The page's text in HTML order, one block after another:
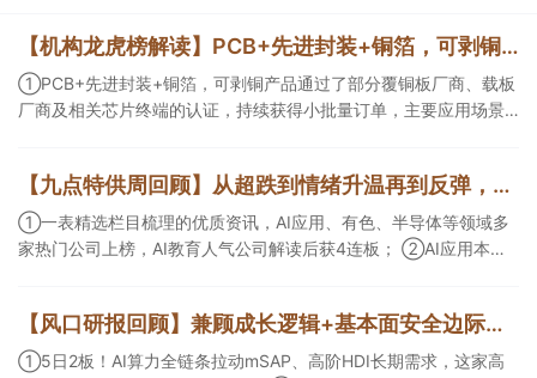
【机构龙虎榜解读】PCB+先进封装+铜箔，可剥铜产品通过了部分覆铜板厂商、载板厂商及相关芯片终端的认证，持续获得小批量订单，主要应用场景包括芯片封装光模块用PCB，机构大额净买入这家公司
①PCB+先进封装+铜箔，可剥铜产品通过了部分覆铜板厂商、载板
厂商及相关芯片终端的认证，持续获得小批量订单，主要应用场景
等方面具有丰富经验，具备承接细胞与基因治疗产品商业化受托生
产的合规资质，这家公司获净买入。
【九点特供周回顾】从超跌到情绪升温再到反弹，栏目梳理AI应用题材逻辑，AI教育人气公司解读后获4连板
①一表精选栏目梳理的优质资讯，AI应用、有色、半导体等领域多
家热门公司上榜，AI教育人气公司解读后获4连板； ②AI应用本周
角前瞻产业供需情况，提及2家核心公司双双涨停。
【风口研报回顾】兼顾成长逻辑+基本面安全边际！王牌自营前瞻覆盖“pcb+MLCC+电子布”，梳理AI产业链优质标的“深坑起跳”
①5日2板！AI算力全链条拉动mSAP、高阶HDI长期需求，这家高